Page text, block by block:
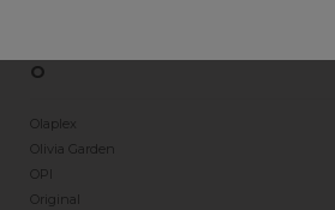
O
Olaplex
Olivia Garden
OPI
Original